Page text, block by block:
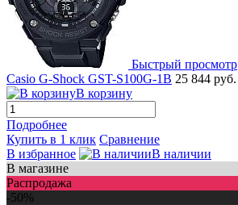
Быстрый просмотр
Casio G-Shock GST-S100G-1B 25 844 руб.
В корзину
Подробнее
Купить в 1 клик Сравнение
В избранное
В наличии
В магазине
Распродажа
-50%